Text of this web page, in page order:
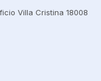
Villa Cristina 18008